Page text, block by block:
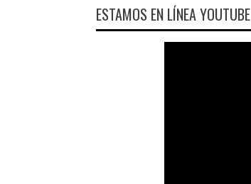
ESTAMOS EN LÍNEA YOUTUBE